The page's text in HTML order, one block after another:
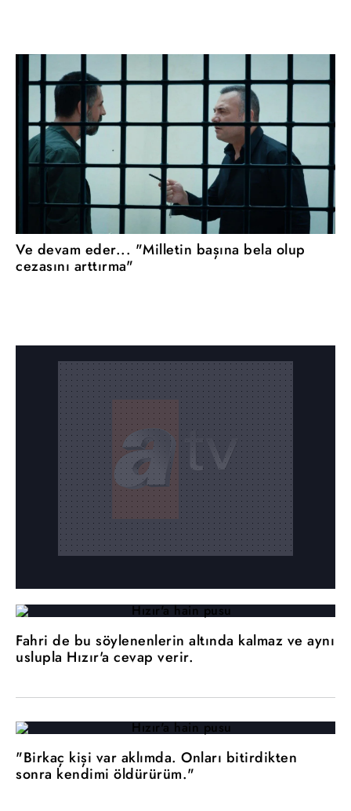
Ve devam eder... "Milletin başına bela olup
cezasını arttırma"
Fahri de bu söylenenlerin altında kalmaz ve aynı
uslupla Hızır'a cevap verir.
"Birkaç kişi var aklımda. Onları bitirdikten
sonra kendimi öldürürüm."